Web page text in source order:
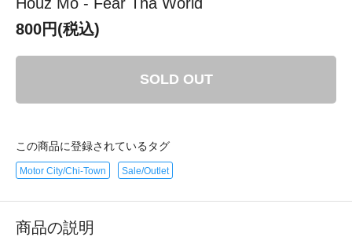
800円(税込)
SOLD OUT
この商品に登録されているタグ
Motor City/Chi-Town Sale/Outlet
商品の説明